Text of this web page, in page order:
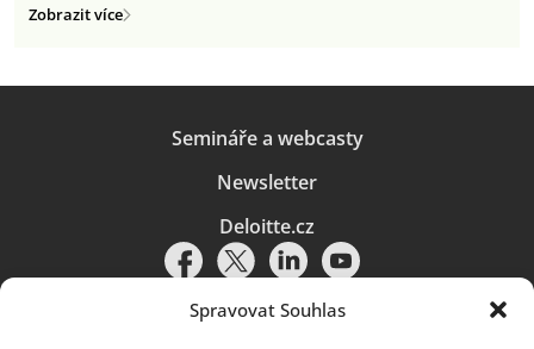
Spravovat Souhlas
Zobrazit více
Semináře a webcasty
Newsletter
Deloitte.cz